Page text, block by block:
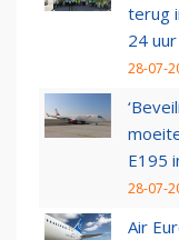
terug
24 uur
28-07-
E195
28-07-
Air